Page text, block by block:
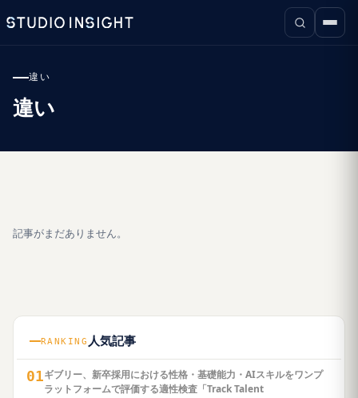
違い
違い
記事がまだありません。
RANKING 人気記事
01ギブリー、新卒採用における性格・基礎能力・AIスキルをワンプ
ラットフォームで評価する適性検査「Track Talent